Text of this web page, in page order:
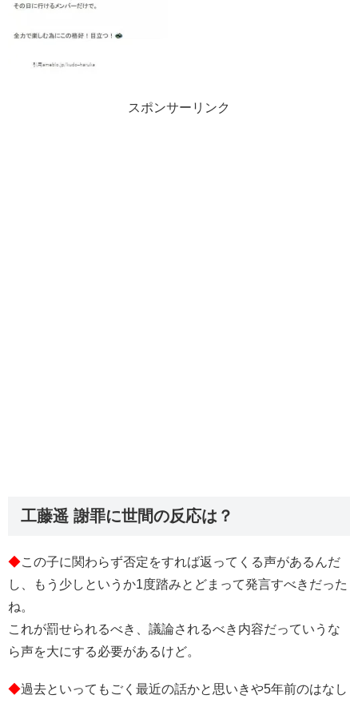
スポンサーリンク
工藤遥 謝罪に世間の反応は？
◆この子に関わらず否定をすれば返ってくる声があるんだ
し、もう少しというか1度踏みとどまって発言すべきだった
ね。
これが罰せられるべき、議論されるべき内容だっていうな
ら声を大にする必要があるけど。
◆過去といってもごく最近の話かと思いきや5年前のはなし